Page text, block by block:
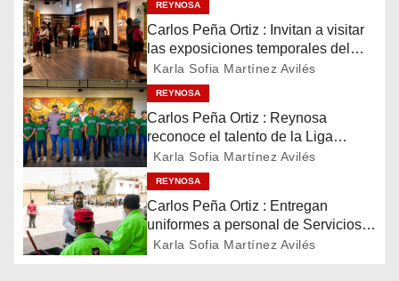
a
c
i
ó
n
d
REYNOSA
Carlos Peña Ortiz : Invitan a visitar
las exposiciones temporales del
Museo del Ferrocarril Reynosa
Karla Sofia Martínez Avilés
REYNOSA
Carlos Peña Ortiz : Reynosa
reconoce el talento de la Liga
Treviño Kelly, subcampeona
latinoamericana
Karla Sofia Martínez Avilés
REYNOSA
Carlos Peña Ortiz : Entregan
uniformes a personal de Servicios
Públicos de Reynosa
Karla Sofia Martínez Avilés